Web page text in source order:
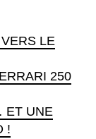
LE
250
ET UNE
!